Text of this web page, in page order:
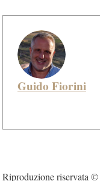
Guido Fiorini
Riproduzione riservata ©